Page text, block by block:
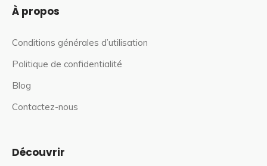
À propos
Conditions générales d’utilisation
Politique de confidentialité
Blog
Contactez-nous
Découvrir